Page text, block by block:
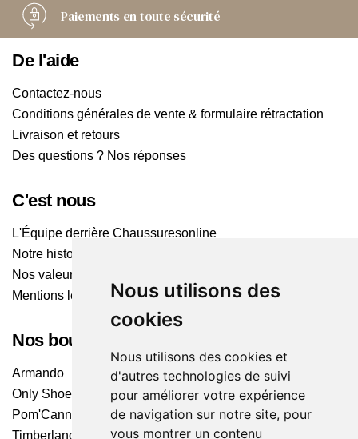
Nous utilisons des
cookies
Nous utilisons des cookies et
d'autres technologies de suivi
pour améliorer votre expérience
de navigation sur notre site, pour
vous montrer un contenu
Paiements en toute sécurité
De l'aide
Contactez-nous
Conditions générales de vente & formulaire rétractation
Livraison et retours
Des questions ? Nos réponses
C'est nous
L'Équipe derrière Chaussuresonline
Notre histoire
Nos valeurs
Mentions légales
Nos boutiques
Armando
Only Shoes
Pom'Cannelle
Timberland